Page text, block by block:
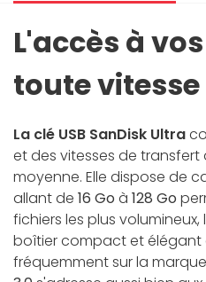
L'accès à
toute vitesse
La clé USB SanDisk Ultra
et des vitesses de transfert
moyenne. Elle dispose de
allant de 16 Go à 128 Go
fichiers les plus
boîtier compact et élégant
fréquemment sur la marque